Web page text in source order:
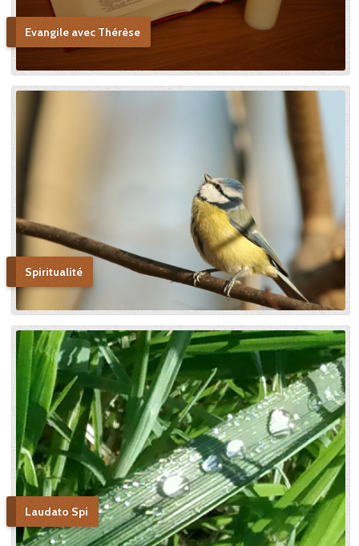
Evangile avec Thérèse
Spiritualité
Laudato Spi